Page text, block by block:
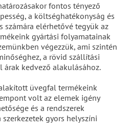
fontos tényező
a költséghatékonyság és
elérhetővé tegyük az
gyártási folyamatainak
végezzük, ami szintén
a rövid szállítási
árak kedvező alakulásához.
üvegfal termékeink
volt az elemek igény
és a rendszerek
gyors helyszíni